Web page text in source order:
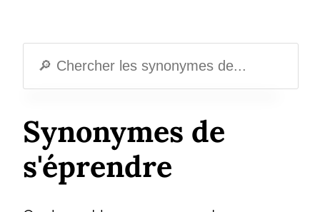
Synonymes de
s'éprendre